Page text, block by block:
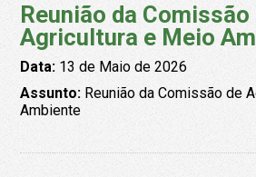
Reunião da Comissão
Agricultura e Meio
Data:13 de Maio de 2026
Assunto:Reunião da Comissão de
Ambiente